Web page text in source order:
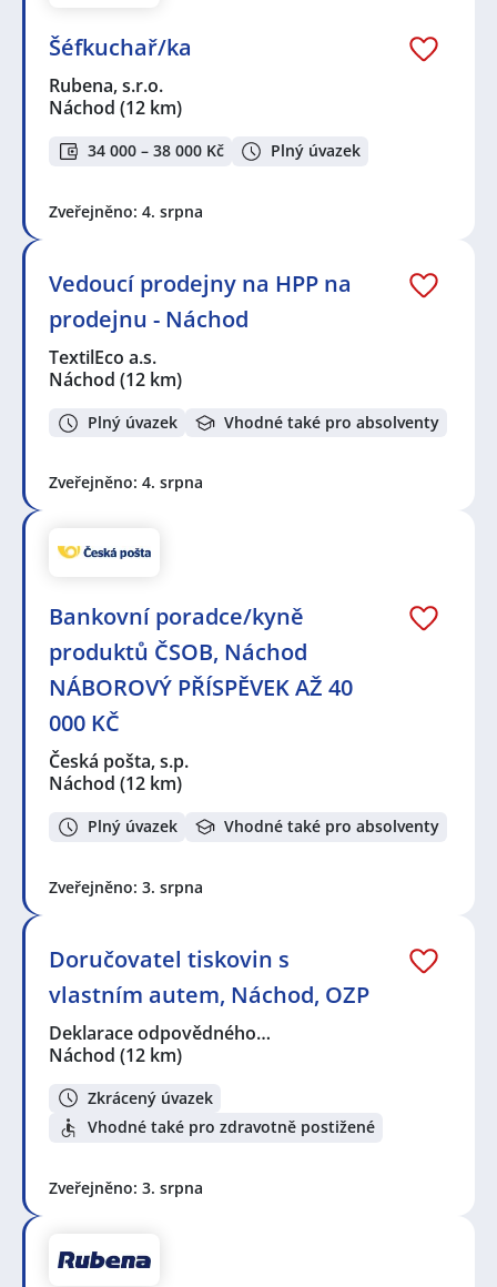
Šéfkuchař/ka
Rubena, s.r.o.
Náchod (12 km)
34 000 – 38 000 Kč Plný úvazek
Zveřejněno: 4. srpna
Vedoucí prodejny na HPP na
prodejnu - Náchod
TextilEco a.s.
Náchod (12 km)
Plný úvazek Vhodné také pro absolventy
Zveřejněno: 4. srpna
Bankovní poradce/kyně
produktů ČSOB, Náchod
NÁBOROVÝ PŘÍSPĚVEK AŽ 40
000 KČ
Česká pošta, s.p.
Náchod (12 km)
Plný úvazek Vhodné také pro absolventy
Zveřejněno: 3. srpna
Doručovatel tiskovin s
vlastním autem, Náchod, OZP
Deklarace odpovědného…
Náchod (12 km)
Zkrácený úvazek
Vhodné také pro zdravotně postižené
Zveřejněno: 3. srpna